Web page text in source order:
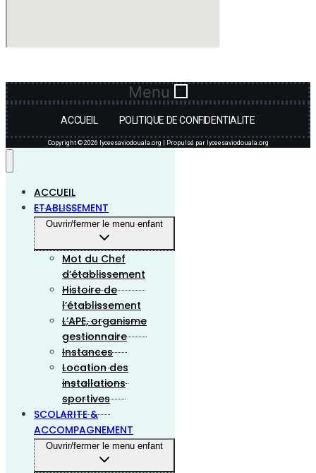
Menu
ACCUEIL POLITIQUE DE CONFIDENTIALITE
Copyright © 2026 lyceesaviodouala.org | Propulsé par lyceesaviodouala.org
ACCUEIL
ETABLISSEMENT
Ouvrir/fermer le menu enfant
Mot du Chef
d’établissement
Histoire de
l’établissement
L’APE, organisme
gestionnaire
Instances
Location des
installations
sportives
SCOLARITE &
ACCOMPAGNEMENT
Ouvrir/fermer le menu enfant